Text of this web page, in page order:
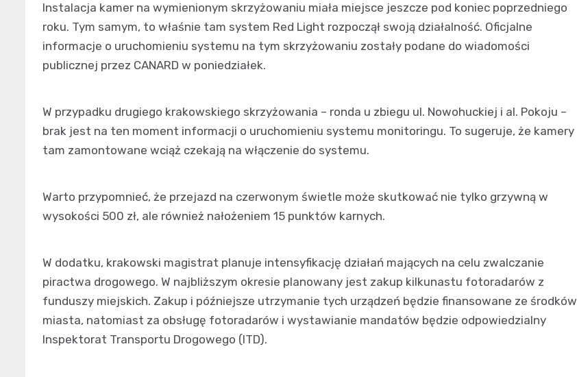
Instalacja kamer na wymienionym skrzyżowaniu miała miejsce jeszcze pod koniec poprzedniego
roku. Tym samym, to właśnie tam system Red Light rozpoczął swoją działalność. Oficjalne
informacje o uruchomieniu systemu na tym skrzyżowaniu zostały podane do wiadomości
publicznej przez CANARD w poniedziałek.
W przypadku drugiego krakowskiego skrzyżowania – ronda u zbiegu ul. Nowohuckiej i al. Pokoju –
brak jest na ten moment informacji o uruchomieniu systemu monitoringu. To sugeruje, że kamery
tam zamontowane wciąż czekają na włączenie do systemu.
Warto przypomnieć, że przejazd na czerwonym świetle może skutkować nie tylko grzywną w
wysokości 500 zł, ale również nałożeniem 15 punktów karnych.
W dodatku, krakowski magistrat planuje intensyfikację działań mających na celu zwalczanie
piractwa drogowego. W najbliższym okresie planowany jest zakup kilkunastu fotoradarów z
funduszy miejskich. Zakup i późniejsze utrzymanie tych urządzeń będzie finansowane ze środków
miasta, natomiast za obsługę fotoradarów i wystawianie mandatów będzie odpowiedzialny
Inspektorat Transportu Drogowego (ITD).